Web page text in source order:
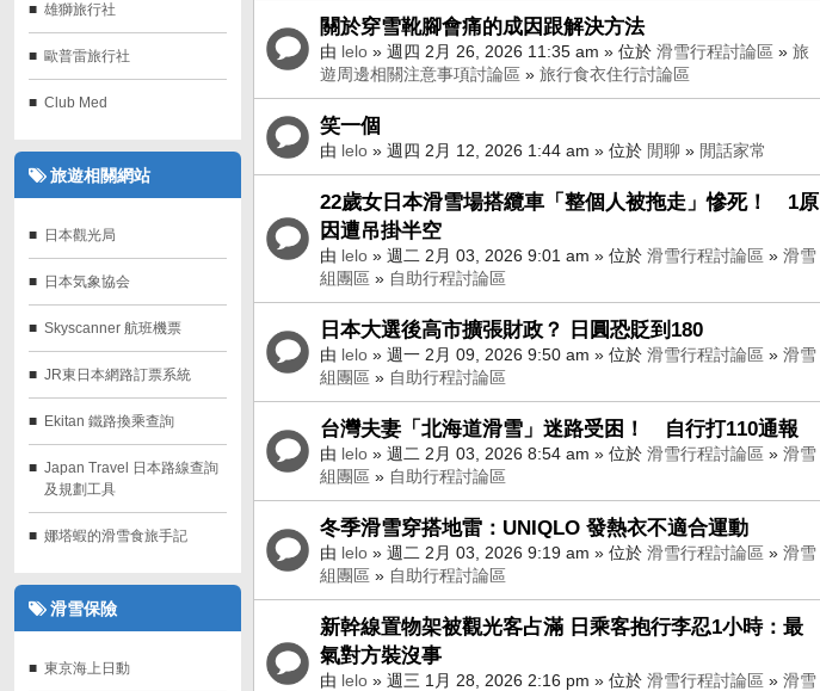
關於穿雪靴腳會痛的成因跟解決方法
由 lelo » 週四 2月 26, 2026 11:35 am » 位於 滑雪行程討論區 » 旅
遊周邊相關注意事項討論區 » 旅行食衣住行討論區
笑一個
由 lelo » 週四 2月 12, 2026 1:44 am » 位於 閒聊 » 閒話家常
22歲女日本滑雪場搭纜車「整個人被拖走」慘死！ 1原
因遭吊掛半空
由 lelo » 週二 2月 03, 2026 9:01 am » 位於 滑雪行程討論區 » 滑雪
組團區 » 自助行程討論區
日本大選後高市擴張財政？ 日圓恐貶到180
由 lelo » 週一 2月 09, 2026 9:50 am » 位於 滑雪行程討論區 » 滑雪
組團區 » 自助行程討論區
台灣夫妻「北海道滑雪」迷路受困！ 自行打110通報
由 lelo » 週二 2月 03, 2026 8:54 am » 位於 滑雪行程討論區 » 滑雪
組團區 » 自助行程討論區
冬季滑雪穿搭地雷：UNIQLO 發熱衣不適合運動
由 lelo » 週二 2月 03, 2026 9:19 am » 位於 滑雪行程討論區 » 滑雪
組團區 » 自助行程討論區
新幹線置物架被觀光客占滿 日乘客抱行李忍1小時：最
氣對方裝沒事
由 lelo » 週三 1月 28, 2026 2:16 pm » 位於 滑雪行程討論區 » 滑雪
雄獅旅行社
歐普雷旅行社
Club Med
旅遊相關網站
日本觀光局
日本気象協会
Skyscanner 航班機票‎
JR東日本網路訂票系統
Ekitan 鐵路換乘查詢
Japan Travel 日本路線查詢
及規劃工具
娜塔蝦的滑雪食旅手記
滑雪保險
東京海上日動